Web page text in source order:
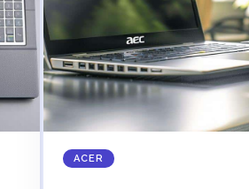
ACER